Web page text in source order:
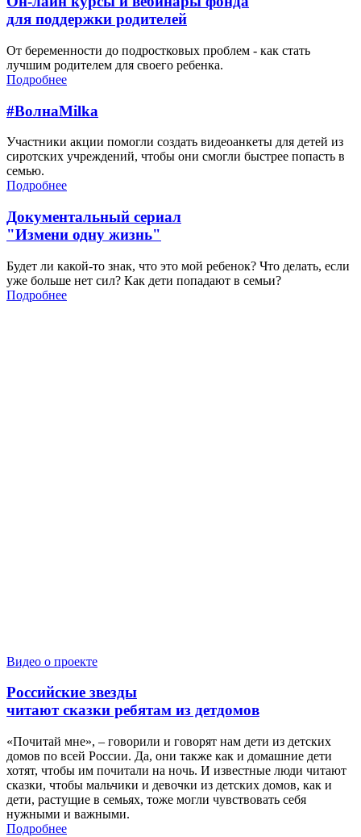
для поддержки родителей
От беременности до подростковых проблем - как стать
лучшим родителем для своего ребенка.
Подробнее
#ВолнаMilka
Участники акции помогли создать видеоанкеты для детей из
сиротских учреждений, чтобы они смогли быстрее попасть в
семью.
Подробнее
Документальный сериал
"Измени одну жизнь"
Будет ли какой-то знак, что это мой ребенок? Что делать, если
уже больше нет сил? Как дети попадают в семьи?
Подробнее
Видео о проекте
Российские звезды
читают сказки ребятам из детдомов
«Почитай мне», – говорили и говорят нам дети из детских
домов по всей России. Да, они также как и домашние дети
хотят, чтобы им почитали на ночь. И известные люди читают
сказки, чтобы мальчики и девочки из детских домов, как и
дети, растущие в семьях, тоже могли чувствовать себя
нужными и важными.
Подробнее